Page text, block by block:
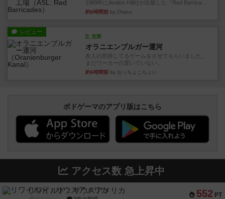
1989年にAvalon Hill社が出版した『Red Barrica...
約6時間前 by Chaco
レビュー
充実
オラニエンブルガー運河
友人の所持してるゲームをさせてもらいました。
まだワーカーの置いていない...
約6時間前 by おっちょこちょい
ボドゲーマのアプリ版はこちら
アクセス数 急上昇中
552 PT
リワイルド：サウスアメリカ